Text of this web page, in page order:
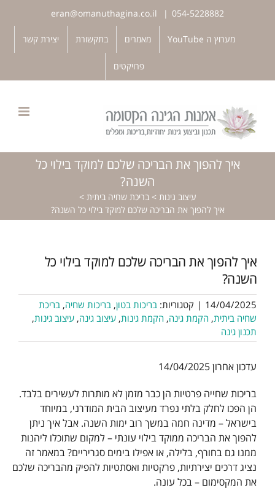
פתח סרגל נגישות
054-5228882
|
מערוץ ה YouTube מאמרים בתקשורת יצירת קשר
פרויקטים
איך להפוך את הבריכה שלכם למוקד בילוי כל
השנה?
עיצוב גינות > בריכת שחיה ביתית >
איך להפוך את הבריכה שלכם למוקד בילוי כל השנה?
איך להפוך את הבריכה שלכם למוקד בילוי כל
השנה?
14/04/2025
| קטגוריות: בריכות בטון, בריכות שחיה, בריכת
שחיה ביתית, הקמת גינה, הקמת גינות, עיצוב גינה, עיצוב גינות,
תכנון גינה
עדכון אחרון 14/04/2025
בריכות שחייה פרטיות הן כבר מזמן לא מותרות לעשירים בלבד.
הן הפכו לחלק בלתי נפרד מעיצוב הבית המודרני, במיוחד
בישראל – מדינה חמה במשך רוב ימות השנה. אבל איך ניתן
להפוך את הבריכה ממוקד בילוי עונתי – למקום שתוכלו ליהנות
ממנו גם בחורף, בלילה, או אפילו בימים סגריריים? במאמר זה
נציג דרכים יצירתיות, פרקטיות ואסתטיות להפיק מהבריכה שלכם
את המקסימום – בכל עונה.